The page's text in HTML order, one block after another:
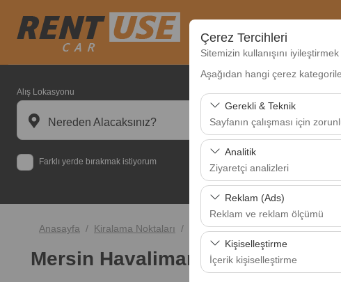
Çerez Tercihleri
Sitemizin kullanışını
Aşağıdan hangi çerez
Gerekli & Teknik
Sayfanın çalışması için
Bu çerezler sitenin doğru
bırakılamaz.
Analitik
Ziyaretçi analizleri
Bu çerezler, sitemizin nasıl
analiz etmemizi sağlar. Bu
kullanılır.
Reklam (Ads)
Reklam ve reklam ölçümü
Bu çerezler, size ilgi
etkinliğini (gösterim sayısı,
Kişiselleştirme
İçerik kişiselleştirme
Alış Lokasyonu
Nereden Alacaksınız?
Farklı yerde bırakmak istiyorum
Anasayfa Kiralama Noktaları Mersin Havalimanı (ADA)
Mersin Havalimanı (ADA)